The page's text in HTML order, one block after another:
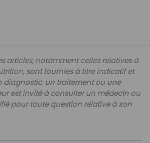
articles, notamment celles relatives à
sont fournies à titre indicatif et
un traitement ou une
est invité à consulter un médecin ou
pour toute question relative à son